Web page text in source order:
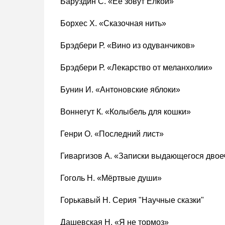
Борхес Х. «Сказочная нить»
Брэдбери Р. «Вино из одуванчиков»
Брэдбери Р. «Лекарство от меланхолии»
Бунин И. «Антоновские яблоки»
Воннегут К. «Колыбель для кошки»
Генри О. «Последний лист»
Гиваргизов А. «Записки выдающегося
Гоголь Н. «Мёртвые души»
Горькавый Н. Серия "Научные сказки"
Дашевская Н. «Я не тормоз»